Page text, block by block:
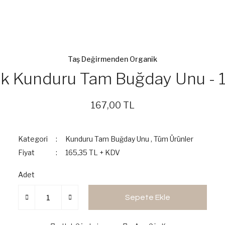
Taş Değirmenden Organik
Kunduru Tam Buğday Unu -
167,00 TL
Kategori Kunduru Tam Buğday Unu ,Tüm Ürünler
Fiyat
165,35 TL + KDV
Adet
Sepete Ekle